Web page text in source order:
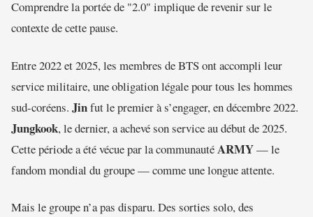
Comprendre la portée de "2.0" implique de revenir sur le
contexte de cette pause.
Entre 2022 et 2025, les membres de BTS ont accompli leur
service militaire, une obligation légale pour tous les hommes
sud-coréens. Jinfut le premier à s’engager, en décembre 2022.
Jungkook, le dernier, a achevé son service au début de 2025.
Cette période a été vécue par la communautéARMY— le
fandom mondial du groupe — comme une longue attente.
Mais le groupe n’a pas disparu. Des sorties solo, des